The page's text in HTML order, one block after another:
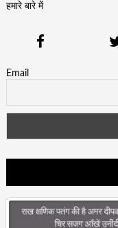
हमारे बारे में
Email